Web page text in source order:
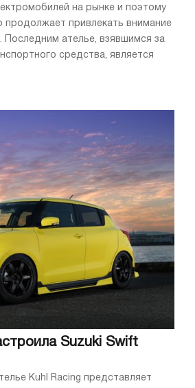
на рынке и поэтому
продолжает привлекать внимание
ателье, взявшимся за
средства, является
Suzuki Swift
Kuhl Racing представляет